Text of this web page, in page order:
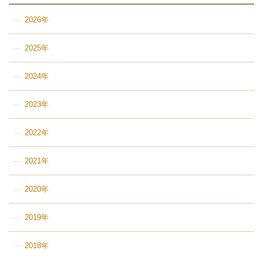
2026年
2025年
2024年
2023年
2022年
2021年
2020年
2019年
2018年